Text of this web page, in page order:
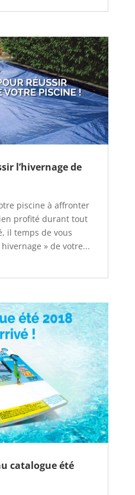
l’hivernage de
piscine à affronter
profité durant tout
il temps de vous
» de votre...
catalogue été